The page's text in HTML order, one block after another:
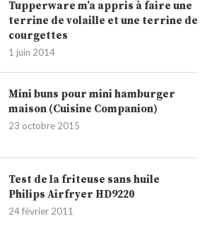
Tupperware m’a appris à faire une
terrine de volaille et une terrine de
courgettes
1 juin 2014
Mini buns pour mini hamburger
maison (Cuisine Companion)
23 octobre 2015
Test de la friteuse sans huile
Philips Airfryer HD9220
24 février 2011